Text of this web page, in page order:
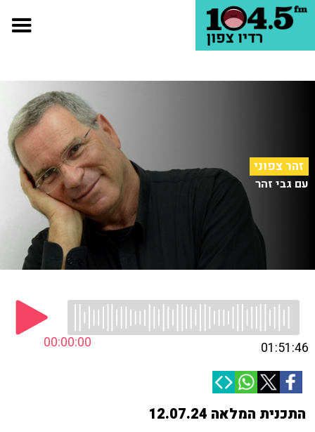
זהר צפוני
עם גבי זהר
00:00:00 01:51:46
התכנית המלאה 12.07.24